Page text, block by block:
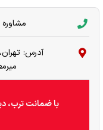
مشاوره و
آدرس:
با ضمانت ترب،